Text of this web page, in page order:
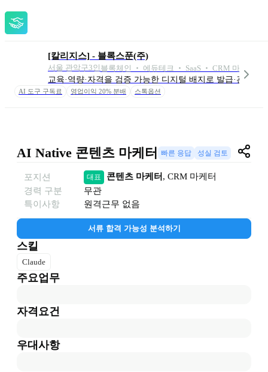
[칼리지스] - 블록스푼(주)
서울 관악구3인 블록체인 ‧ 에듀테크 ‧ SaaS ‧ CRM 마케팅 외
교육·역량·자격을 검증 가능한 디지털 배지로 발급·관리하
AI 도구 구독료 영업이익 20% 분배 스톡옵션
AI Native 콘텐츠 마케터 빠른 응답 성실 검토
포지션 대표 콘텐츠 마케터 , CRM 마케터
경력 구분
무관
특이사항
원격근무 없음
서류 합격 가능성 분석하기
스킬
Claude
주요업무
자격요건
우대사항